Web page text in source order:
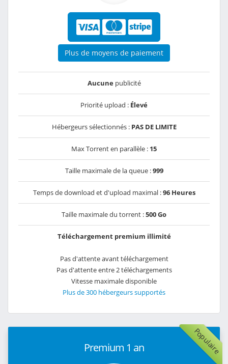
Plus de moyens de paiement
Aucunepublicité
Priorité upload : Élevé
Hébergeurs sélectionnés : PAS DE LIMITE
Max Torrent en parallèle : 15
Taille maximale de la queue :999
Temps de download et d'upload maximal :96 Heures
Taille maximale du torrent :500 Go
Téléchargement premium illimité
Pas d'attente avant téléchargement
Pas d'attente entre 2 téléchargements
Vitesse maximale disponible
Plus de 300 hébergeurs supportés
Populaire
Premium 1 an